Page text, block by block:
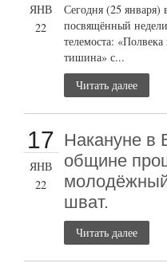
ЯНВ
22
Сегодня (25
посвящённый
телемоста:
тишина» с...
Читать далее
17
ЯНВ
22
Накануне в
общине
шват.
Читать далее